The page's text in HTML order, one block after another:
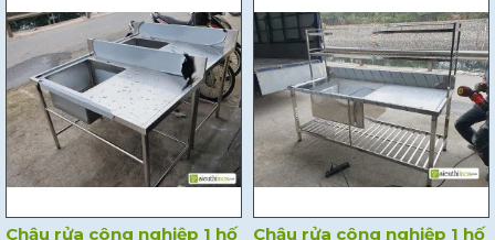
Chậu rửa công nghiệp 1 hố
Chậu rửa công nghiệp 1 hố